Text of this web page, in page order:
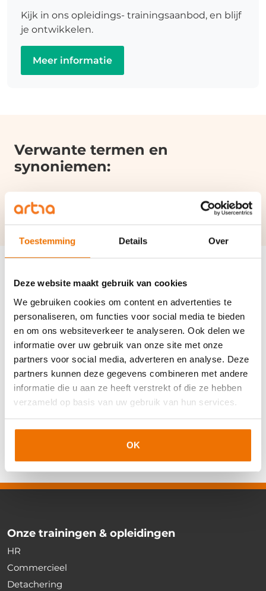
Toestemming Details Over
Deze website maakt gebruik van cookies
We gebruiken cookies om content en advertenties te
personaliseren, om functies voor social media te bieden
en om ons websiteverkeer te analyseren. Ook delen we
informatie over uw gebruik van onze site met onze
partners voor social media, adverteren en analyse. Deze
partners kunnen deze gegevens combineren met andere
informatie die u aan ze heeft verstrekt of die ze hebben
verzameld op basis van uw gebruik van hun services.
OK
Kijk in ons opleidings- trainingsaanbod, en blijf
je ontwikkelen.
Meer informatie
Verwante termen en
synoniemen:
Disclaimer
Het onderstaande is van toepassing op de pagina’s van het kenniscentrum
(begrippen). Door deze pagina’s te raadplegen stem je in met deze
disclaimer. Deze website is een uitgave van artra. Wij stellen gegevens op
deze pagina’s alleen beschikbaar met als doel het verstrekken van informatie.
Ondanks de zorg waarmee de inhoud van deze pagina’s is samengesteld, is
het niet uitgesloten dat bepaalde informatie verouderd, onvolledig of
anderszins onjuist is. Daarom kunnen geen rechten worden ontleend aan de
verantwoordelijkheid en aansprakelijkheid voor enige schade, van welke aard
op deze pagina’s (begrippen) is samengebracht. Onder informatie zoals
bedoeld in deze disclaimer dient ook te worden verstaan informatie
verkregen via op deze pagina’s opgenomen hyperlinks naar andere websites.
Onze trainingen & opleidingen
HR
Commercieel
Detachering